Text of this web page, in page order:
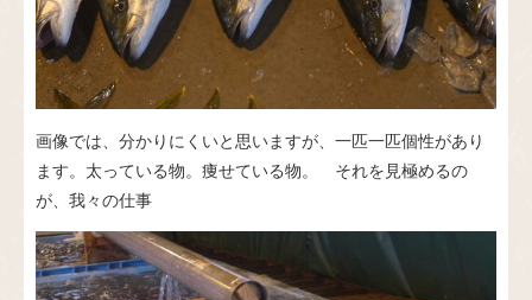
画像では、分かりにくいと思いますが、一匹一匹個性があり
ます。太っている物。痩せている物。 それを見極めるの
が、我々の仕事